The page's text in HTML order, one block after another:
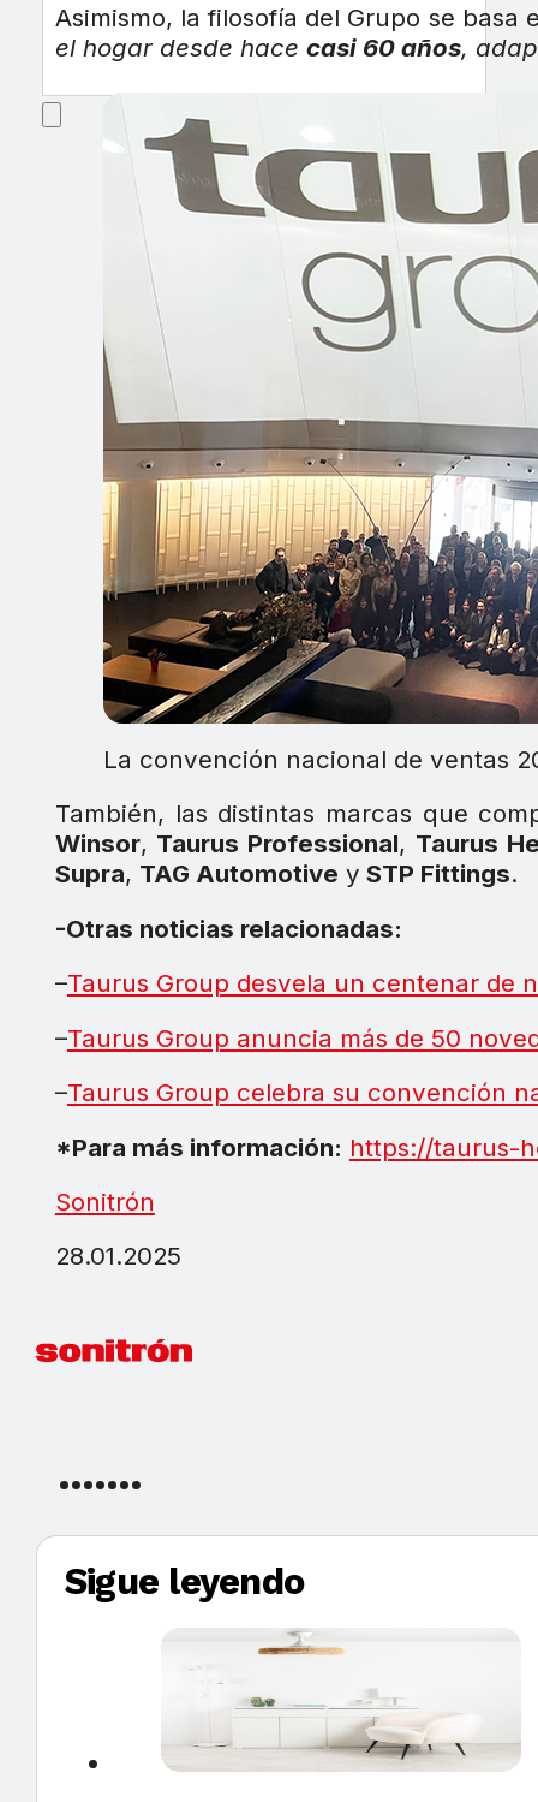
Asimismo, la filosofía del Grupo se basa
el hogar desde hace casi 60 años,
La convención nacional de ventas
También, las distintas marcas que
Winsor, Taurus Professional, Taurus
Supra, TAG Automotive y STP Fittings.
-Otras noticias relacionadas:
–Taurus Group desvela un centenar de
–Taurus Group anuncia más de 50
–Taurus Group celebra su convención
*Para más información: https://taurus-
Sonitrón
28.01.2025
Sigue leyendo